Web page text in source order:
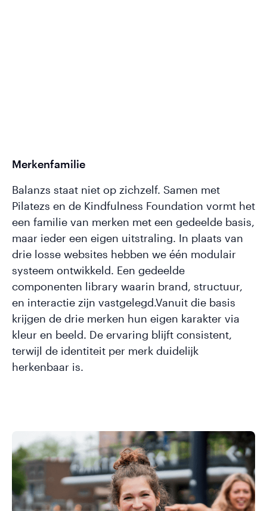
Merkenfamilie
Balanzs staat niet op zichzelf. Samen met
Pilatezs en de Kindfulness Foundation vormt het
een familie van merken met een gedeelde basis,
maar ieder een eigen uitstraling. In plaats van
drie losse websites hebben we één modulair
systeem ontwikkeld. Een gedeelde
componenten library waarin brand, structuur,
en interactie zijn vastgelegd.Vanuit die basis
krijgen de drie merken hun eigen karakter via
kleur en beeld. De ervaring blijft consistent,
terwijl de identiteit per merk duidelijk
herkenbaar is.